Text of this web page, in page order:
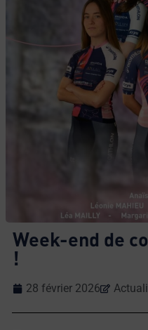
Week-end de
!
28 février 2026